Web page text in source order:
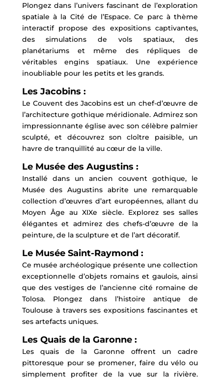
Plongez dans l’univers fascinant de l’exploration
spatiale à la Cité de l’Espace. Ce parc à thème
interactif propose des expositions captivantes,
des simulations de vols spatiaux, des
planétariums et même des répliques de
véritables engins spatiaux. Une expérience
inoubliable pour les petits et les grands.
Les Jacobins :
Le Couvent des Jacobins est un chef-d’œuvre de
l’architecture gothique méridionale. Admirez son
impressionnante église avec son célèbre palmier
sculpté, et découvrez son cloître paisible, un
havre de tranquillité au cœur de la ville.
Le Musée des Augustins :
Installé dans un ancien couvent gothique, le
Musée des Augustins abrite une remarquable
collection d’œuvres d’art européennes, allant du
Moyen Âge au XIXe siècle. Explorez ses salles
élégantes et admirez des chefs-d’œuvre de la
peinture, de la sculpture et de l’art décoratif.
Le Musée Saint-Raymond :
Ce musée archéologique présente une collection
exceptionnelle d’objets romains et gaulois, ainsi
que des vestiges de l’ancienne cité romaine de
Tolosa. Plongez dans l’histoire antique de
Toulouse à travers ses expositions fascinantes et
ses artefacts uniques.
Les Quais de la Garonne :
Les quais de la Garonne offrent un cadre
pittoresque pour se promener, faire du vélo ou
simplement profiter de la vue sur la rivière.